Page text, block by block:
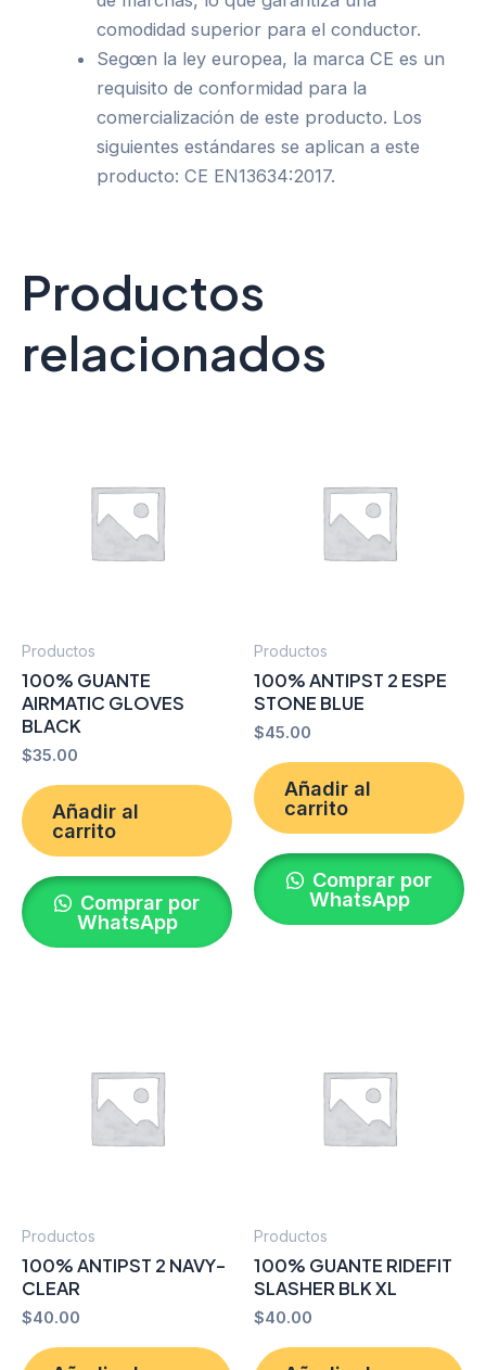
comodidad superior para el conductor.
Segœn la ley europea, la marca CE es un
requisito de conformidad para la
comercialización de este producto. Los
siguientes estándares se aplican a este
producto: CE EN13634:2017.
Productos
relacionados
Productos
100% GUANTE
AIRMATIC GLOVES
BLACK
$35.00
Añadir al
carrito
Comprar por
WhatsApp
Productos
100% ANTIPST 2 ESPE
STONE BLUE
$45.00
Añadir al
carrito
Comprar por
WhatsApp
Productos
100% ANTIPST 2 NAVY-
CLEAR
$40.00
Productos
100% GUANTE RIDEFIT
SLASHER BLK XL
$40.00